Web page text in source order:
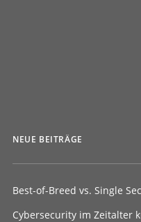
NEUE BEITRÄGE
Best-of-Breed vs. Single
Cybersecurity im Zeitalter